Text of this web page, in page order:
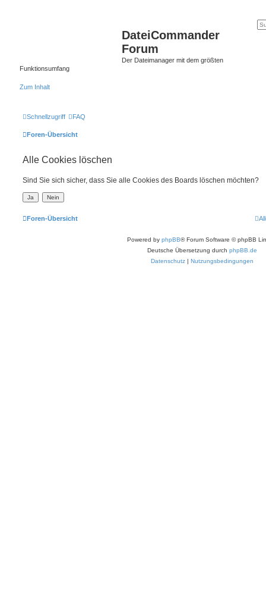
DateiCommander
Forum
Der Dateimanager mit dem größten
Funktionsumfang
Zum Inhalt
Schnellzugriff FAQ
Foren-Übersicht
Alle Cookies löschen
Sind Sie sich sicher, dass Sie alle Cookies des Boards löschen möchten?
Foren-Übersicht
Powered by phpBB® Forum Software © phpBB
Deutsche Übersetzung durch phpBB.de
Datenschutz | Nutzungsbedingungen